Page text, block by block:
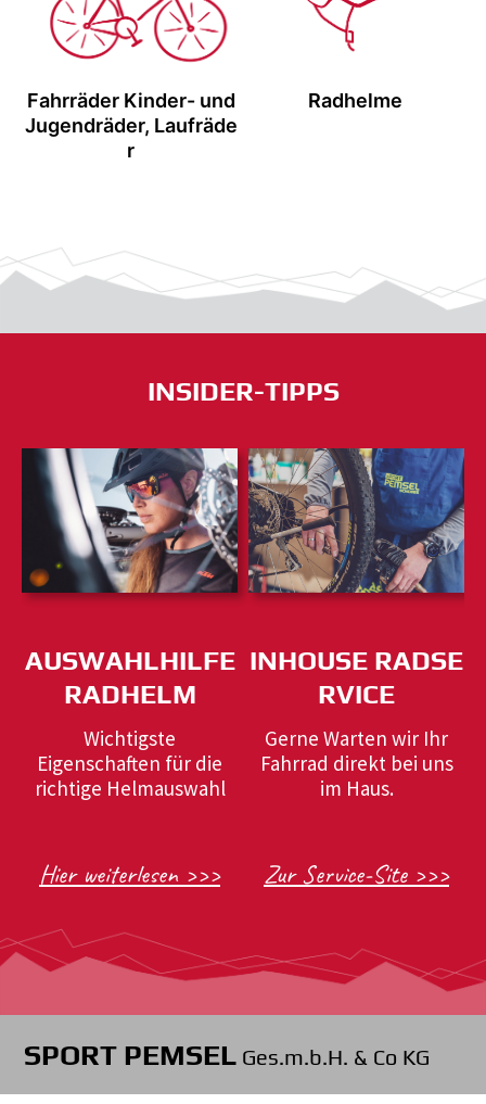
Fahrräder Kinder- und
Jugendräder, Laufräde
r
Radhelme
INSIDER-TIPPS
AUSWAHLHILFE
RADHELM
Wichtigste
Eigenschaften für die
richtige Helmauswahl
Hier weiterlesen >>>
INHOUSE RADSE
RVICE
Gerne Warten wir Ihr
Fahrrad direkt bei uns
im Haus.
Zur Service-Site >>>
SPORT PEMSEL Ges.m.b.H. & Co KG